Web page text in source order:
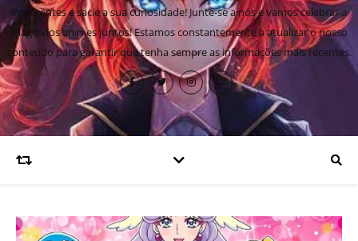
inteligentes e sacie a sua curiosidade! Junte-se a nós e vamos celebrar a
magia dos animes juntos! Estamos constantemente a atualizar o nosso
conteúdo para garantir que tenha sempre as informações mais recentes.